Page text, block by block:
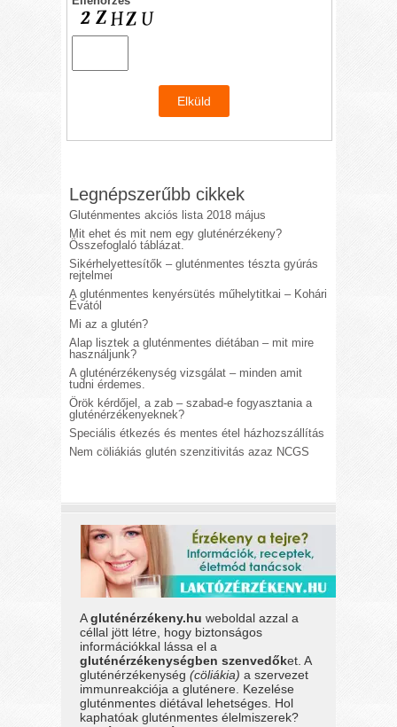
Legnépszerűbb cikkek
Gluténmentes akciós lista 2018 május
Mit ehet és mit nem egy gluténérzékeny?
Összefoglaló táblázat.
Sikérhelyettesítők – gluténmentes tészta gyúrás
rejtelmei
A gluténmentes kenyérsütés műhelytitkai – Kohári
Évától
Mi az a glutén?
Alap lisztek a gluténmentes diétában – mit mire
használjunk?
A gluténérzékenység vizsgálat – minden amit
tudni érdemes.
Örök kérdőjel, a zab – szabad-e fogyasztania a
gluténérzékenyeknek?
Speciális étkezés és mentes étel házhozszállítás
Nem cöliákiás glutén szenzitivitás azaz NCGS
Agluténérzékeny.hu weboldal azzal a
céllal jött létre, hogy biztonságos
információkkal lássa el a
gluténérzékenységben szenvedőket. A
gluténérzékenység(cöliákia) a szervezet
immunreakciója a gluténere. Kezelése
gluténmentes diétával lehetséges. Hol
kaphatóak gluténmentes élelmiszerek?